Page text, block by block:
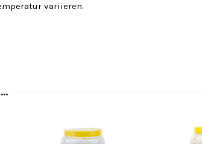
variieren.